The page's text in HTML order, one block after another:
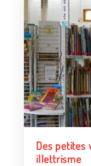
Des petites
illettrisme